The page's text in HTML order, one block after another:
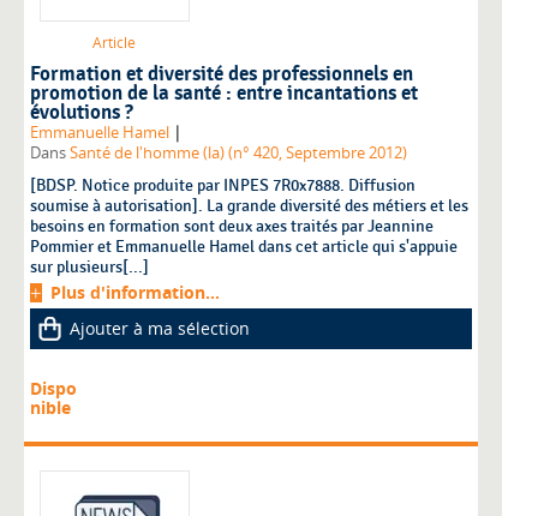
Article
Formation et diversité des professionnels en
promotion de la santé : entre incantations et
évolutions ?
Emmanuelle Hamel |
DansSanté de l'homme (la) (n° 420, Septembre 2012)
[BDSP. Notice produite par INPES 7R0x7888. Diffusion
soumise à autorisation]. La grande diversité des métiers et les
besoins en formation sont deux axes traités par Jeannine
Pommier et Emmanuelle Hamel dans cet article qui s'appuie
sur plusieurs[...]
Plus d'information...
Ajouter à ma sélection
Dispo
nible